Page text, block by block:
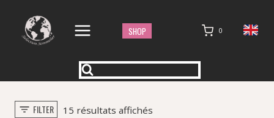
contenu
SHOP 0
FILTER 15 résultats affichésTrié